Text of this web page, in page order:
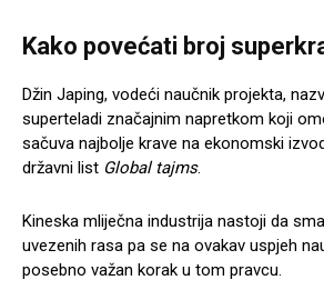
Kako povećati broj
Džin Japing, vodeći naučnik projekta,
superteladi značajnim napretkom koji
sačuva najbolje krave na ekonomski
državni list Global tajms.
Kineska mliječna industrija nastoji da
uvezenih rasa pa se na ovakav uspjeh
posebno važan korak u tom pravcu.